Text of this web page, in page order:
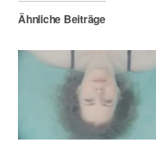
Ähnliche Beiträge